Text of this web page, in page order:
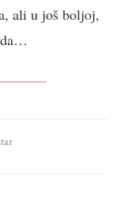
ali u još boljoj,